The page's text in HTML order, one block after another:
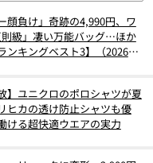
顔負け」奇跡の4,990円、ワ
級」凄い万能バッグ…ほか
ンキングベスト3】（2026年
】ユニクロのポロシャツが夏
ヒカの透け防止シャツも優
ける超快適ウエアの実力